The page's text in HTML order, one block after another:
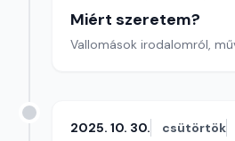
Miért szeretem?
Vallomások irodalomról,
2025. 10. 30. csütörtök